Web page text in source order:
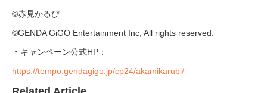
©赤見かるび
©GENDA GiGO Entertainment Inc, All rights reserved.
・キャンペーン公式HP：
https://tempo.gendagigo.jp/cp24/akamikarubi/